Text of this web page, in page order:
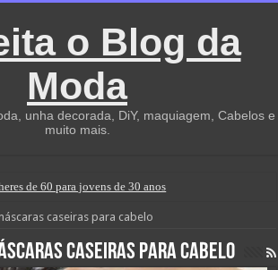
o Blog da
Moda
unha decorada, DiY, maquiagem, Cabelos e
muito mais.
de 60 para jovens de 30 anos
caseiras para cabelo
caseiras para cabelo